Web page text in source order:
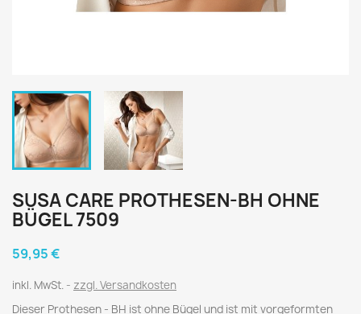
SUSA CARE PROTHESEN-BH OHNE
BÜGEL 7509
59,95 €
inkl. MwSt.
zzgl. Versandkosten
Dieser Prothesen - BH ist ohne Bügel und ist mit vorgeformten